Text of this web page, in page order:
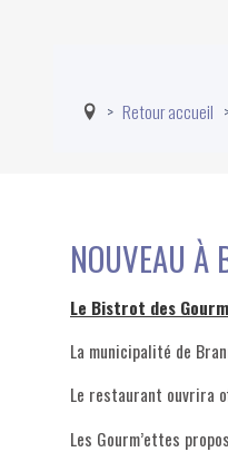
Retour accueil
NOUVEAU À
Le Bistrot des
La municipalité de
Le restaurant ouvrira
Les Gourm’ettes